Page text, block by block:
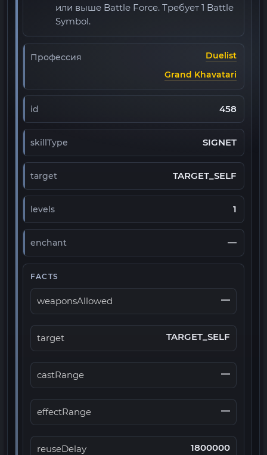
или выше Battle Force. Требует 1 Battle
Symbol.
Профессия
Duelist
Grand Khavatari
id 458
skillType SIGNET
target TARGET_SELF
levels 1
enchant —
FACTS
weaponsAllowed —
target TARGET_SELF
castRange —
effectRange —
reuseDelay 1800000